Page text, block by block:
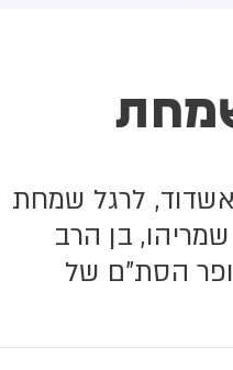
אשדוד, לרגל שמחת
בן הרב
הסת"ם של